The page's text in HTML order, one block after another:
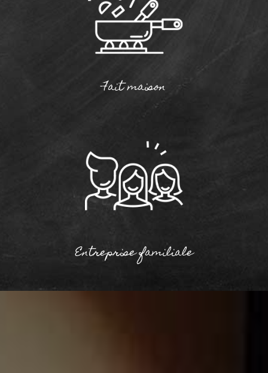
Fait maison
Entreprise familiale